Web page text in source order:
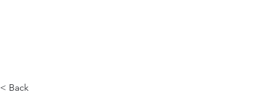
< Back